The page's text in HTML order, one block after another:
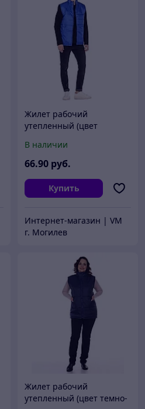
Жилет рабочий
утепленный (цвет
В наличии
66.90 руб.
Купить
Интернет-магазин | VM
г. Могилев
Жилет рабочий
утепленный (цвет темно-